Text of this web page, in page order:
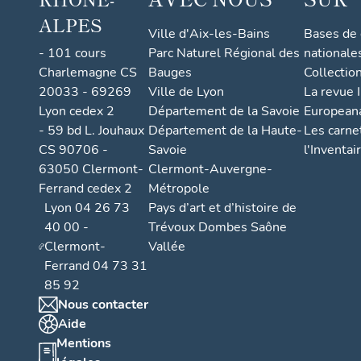
ALPES
- 101 cours
Charlemagne CS
20033 - 69269
Lyon cedex 2
- 59 bd L. Jouhaux
CS 90706 -
63050 Clermont-
Ferrand cedex 2
Lyon 04 26 73
40 00 -
Clermont-
Ferrand 04 73 31
85 92
Nous contacter
Aide
Mentions
Ville d'Aix-les-Bains
Parc Naturel Régional des
Bauges
Ville de Lyon
Département de la Savoie
Département de la Haute-
Savoie
Clermont-Auvergne-
Métropole
Pays d’art et d’histoire de
Trévoux Dombes Saône
Vallée
Bases
La revue
Les